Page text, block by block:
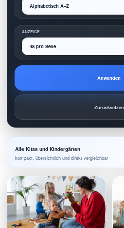
ANZEIGE
Anwenden
Zurücksetzen
Alle Kitas und Kindergärten
kompakt, übersichtlich und direkt vergleichbar